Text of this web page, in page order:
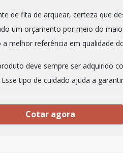
de fita de arquear, certeza que
um orçamento por meio do
melhor referência em qualidade
deve sempre ser adquirido
tipo de cuidado ajuda a
Cotar agora